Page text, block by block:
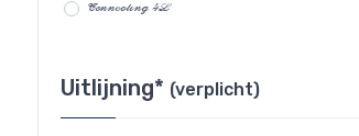
Connecting 4L
Uitlijning* (verplicht)